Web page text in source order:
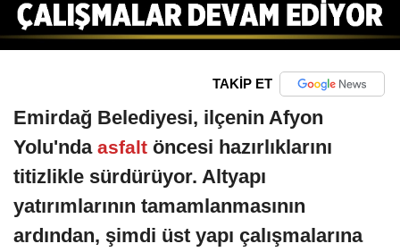
TAKİP ET
Emirdağ Belediyesi, ilçenin Afyon
Yolu'ndaasfalt öncesi hazırlıklarını
titizlikle sürdürüyor. Altyapı
yatırımlarının tamamlanmasının
ardından, şimdi üst yapı çalışmalarına